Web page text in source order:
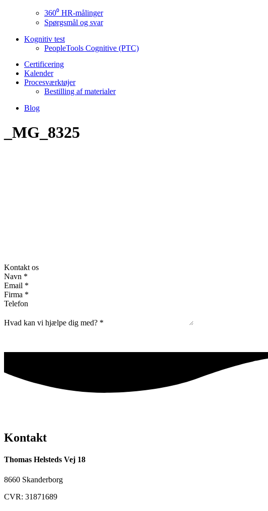
360⁰ HR-målinger
Spørgsmål og svar
Kognitiv test
PeopleTools Cognitive (PTC)
Certificering
Kalender
Procesværktøjer
Bestilling af materialer
Blog
_MG_8325
Kontakt os
Navn *
Email *
Firma *
Telefon
Hvad kan vi hjælpe dig med? *
Kontakt
Thomas Helsteds Vej 18
8660 Skanderborg
CVR: 31871689